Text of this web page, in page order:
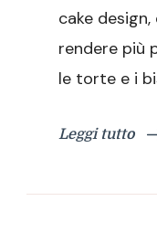
cake
rendere più
le torte e i
Leggi tutto